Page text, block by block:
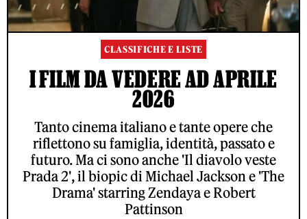
CLASSIFICHE E LISTE
I FILM DA VEDERE AD APRILE
2026
Tanto cinema italiano e tante opere che
riflettono su famiglia, identità, passato e
futuro. Ma ci sono anche 'Il diavolo veste
Prada 2', il biopic di Michael Jackson e 'The
Drama' starring Zendaya e Robert
Pattinson